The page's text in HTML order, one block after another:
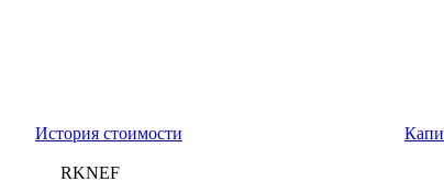
История стоимости
RKNEF